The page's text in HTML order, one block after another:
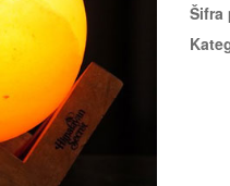
Šifra